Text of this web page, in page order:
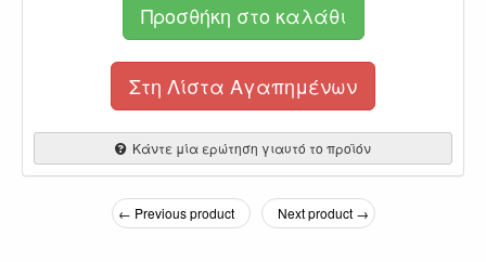
Προσθήκη στο καλάθι
Στη Λίστα Αγαπημένων
Κάντε μία ερώτηση γιαυτό το προϊόν
← Previous product Next product →